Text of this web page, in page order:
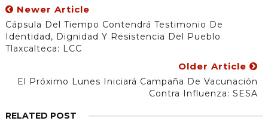
Newer Article
Cápsula Del Tiempo Contendrá Testimonio De
Identidad, Dignidad Y Resistencia Del Pueblo
Tlaxcalteca: LCC
Older Article
El Próximo Lunes Iniciará Campaña De Vacunación
Contra Influenza: SESA
RELATED POST